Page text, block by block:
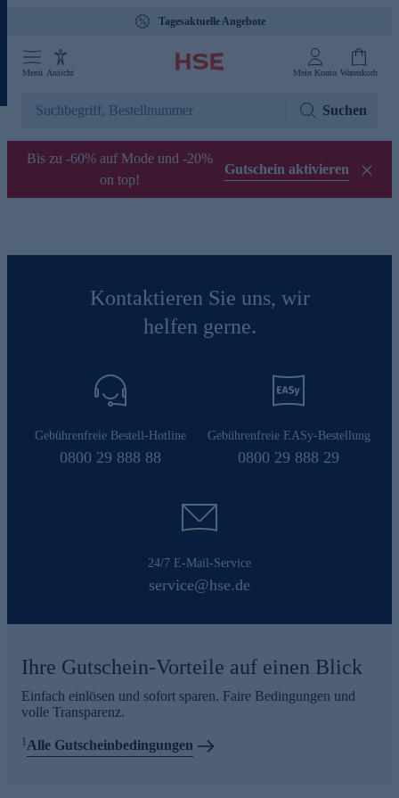
Tagesaktuelle Angebote
Menü Ansicht Mein Konto Warenkorb
Suchen
Bis zu -60% auf Mode und -20%
on top!
Gutschein aktivieren
Kontaktieren Sie uns, wir
helfen gerne.
Gebührenfreie Bestell-Hotline
0800 29 888 88
Gebührenfreie EASy-Bestellung
0800 29 888 29
24/7 E-Mail-Service
service@hse.de
Ihre Gutschein-Vorteile auf einen Blick
Einfach einlösen und sofort sparen. Faire Bedingungen und
volle Transparenz.
1Alle Gutscheinbedingungen